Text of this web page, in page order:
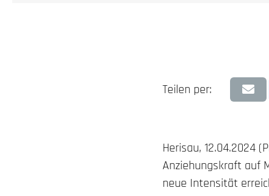
Teilen per:
Herisau, 12.04.2024
Anziehungskraft auf
neue Intensität